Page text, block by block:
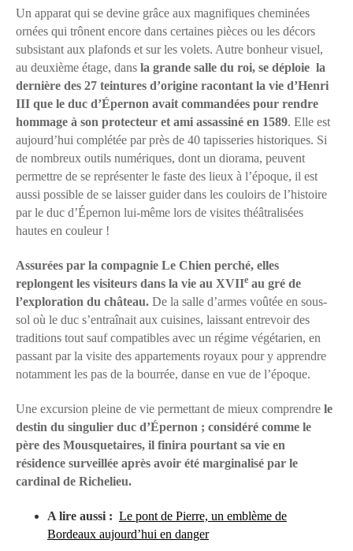
Un apparat qui se devine grâce aux magnifiques cheminées
ornées qui trônent encore dans certaines pièces ou les décors
subsistant aux plafonds et sur les volets. Autre bonheur visuel,
au deuxième étage, dans la grande salle du roi, se déploie la
dernière des 27 teintures d’origine racontant la vie d’Henri
III que le duc d’Épernon avait commandées pour rendre
hommage à son protecteur et ami assassiné en 1589. Elle est
aujourd’hui complétée par près de 40 tapisseries historiques. Si
de nombreux outils numériques, dont un diorama, peuvent
permettre de se représenter le faste des lieux à l’époque, il est
aussi possible de se laisser guider dans les couloirs de l’histoire
par le duc d’Épernon lui-même lors de visites théâtralisées
hautes en couleur !
Assurées par la compagnie Le Chien perché, elles
replongent les visiteurs dans la vie au XVIIe au gré de
l’exploration du château. De la salle d’armes voûtée en sous-
sol où le duc s’entraînait aux cuisines, laissant entrevoir des
traditions tout sauf compatibles avec un régime végétarien, en
passant par la visite des appartements royaux pour y apprendre
notamment les pas de la bourrée, danse en vue de l’époque.
Une excursion pleine de vie permettant de mieux comprendre le
destin du singulier duc d’Épernon ; considéré comme le
père des Mousquetaires, il finira pourtant sa vie en
résidence surveillée après avoir été marginalisé par le
cardinal de Richelieu.
A lire aussi : Le pont de Pierre, un emblème de
Bordeaux aujourd’hui en danger